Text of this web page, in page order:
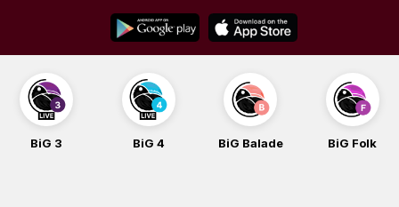
content
BiG 3 BiG 4 BiG Balade BiG Folk